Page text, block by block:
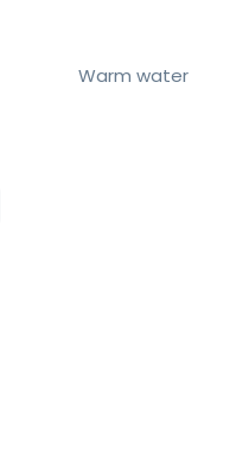
Warm water